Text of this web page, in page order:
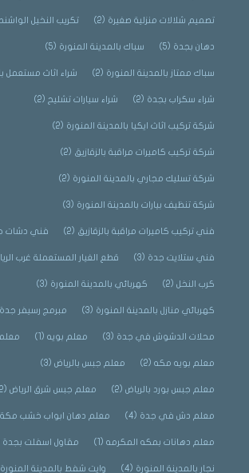
تصميم شلالات منزلية صغيرة (2) تكريب النخيل
دهان بجدة (5) سباك بالمدينة المنورة (5)
سباك ممتاز بالمدينة المنورة (2) شراء اثاث مستعمل
شراء سكراب بجدة (2) شراء سيارات تشليح (2)
شركة تركيب اثاث ايكيا بالمدينة المنورة (2)
شركة تركيب كاميرات مراقبة بالزقازيق (2)
شركة تسليك مجاري بالمدينة المنورة (2)
شركة تنظيف بيارات بالمدينة المنورة (3)
فني تركيب كاميرات مراقبة بالزقازيق (2) فني دشات
فني ستلايت جدة (3) قطع الغيار المستعملة غرب
كرب النخل(2) كهربائي بالمدينة المنورة (3)
كهربائي منازل بالمدينة المنورة (3) مبرمج رسيفر جدة
محلات الدشوش في جدة (3) معلم بويه(1)
معلم بويه مكه(2) معلم جبس بالرياض(3)
معلم جبس بورد بالرياض(2) معلم جبس شرق الرياض(2)
معلم دش في جدة (4) معلم دهان ابواب خشب مكة
معلم دهانات بمكه المكرمه(1) مقاول اسفلت بجدة
نجار بالمدينة المنورة (4) وايت شفط بالمدينة المنورة